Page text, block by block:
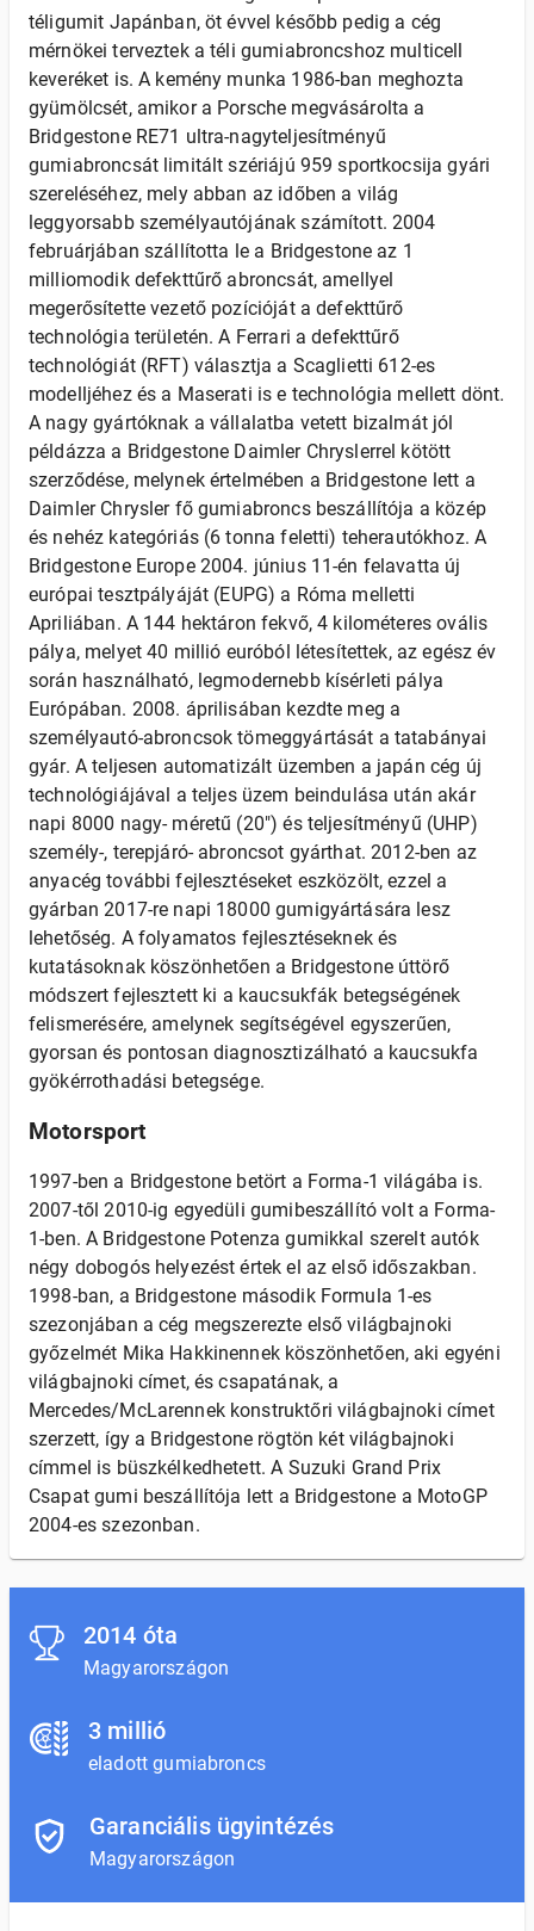
téligumit Japánban, öt évvel később pedig a cég
mérnökei terveztek a téli gumiabroncshoz multicell
keveréket is. A kemény munka 1986-ban meghozta
gyümölcsét, amikor a Porsche megvásárolta a
Bridgestone RE71 ultra-nagyteljesítményű
gumiabroncsát limitált szériájú 959 sportkocsija gyári
szereléséhez, mely abban az időben a világ
leggyorsabb személyautójának számított. 2004
februárjában szállította le a Bridgestone az 1
milliomodik defekttűrő abroncsát, amellyel
megerősítette vezető pozícióját a defekttűrő
technológia területén. A Ferrari a defekttűrő
technológiát (RFT) választja a Scaglietti 612-es
modelljéhez és a Maserati is e technológia mellett dönt.
A nagy gyártóknak a vállalatba vetett bizalmát jól
példázza a Bridgestone Daimler Chryslerrel kötött
szerződése, melynek értelmében a Bridgestone lett a
Daimler Chrysler fő gumiabroncs beszállítója a közép
és nehéz kategóriás (6 tonna feletti) teherautókhoz. A
Bridgestone Europe 2004. június 11-én felavatta új
európai tesztpályáját (EUPG) a Róma melletti
Apriliában. A 144 hektáron fekvő, 4 kilométeres ovális
pálya, melyet 40 millió euróból létesítettek, az egész év
során használható, legmodernebb kísérleti pálya
Európában. 2008. áprilisában kezdte meg a
személyautó-abroncsok tömeggyártását a tatabányai
gyár. A teljesen automatizált üzemben a japán cég új
technológiájával a teljes üzem beindulása után akár
napi 8000 nagy- méretű (20") és teljesítményű (UHP)
személy-, terepjáró- abroncsot gyárthat. 2012-ben az
anyacég további fejlesztéseket eszközölt, ezzel a
gyárban 2017-re napi 18000 gumigyártására lesz
lehetőség. A folyamatos fejlesztéseknek és
kutatásoknak köszönhetően a Bridgestone úttörő
módszert fejlesztett ki a kaucsukfák betegségének
felismerésére, amelynek segítségével egyszerűen,
gyorsan és pontosan diagnosztizálható a kaucsukfa
gyökérrothadási betegsége.
Motorsport
1997-ben a Bridgestone betört a Forma-1 világába is.
2007-től 2010-ig egyedüli gumibeszállító volt a Forma-
1-ben. A Bridgestone Potenza gumikkal szerelt autók
négy dobogós helyezést értek el az első időszakban.
1998-ban, a Bridgestone második Formula 1-es
szezonjában a cég megszerezte első világbajnoki
győzelmét Mika Hakkinennek köszönhetően, aki egyéni
világbajnoki címet, és csapatának, a
Mercedes/McLarennek konstruktőri világbajnoki címet
szerzett, így a Bridgestone rögtön két világbajnoki
címmel is büszkélkedhetett. A Suzuki Grand Prix
Csapat gumi beszállítója lett a Bridgestone a MotoGP
2004-es szezonban.
2014 óta
Magyarországon
3 millió
eladott gumiabroncs
Garanciális ügyintézés
Magyarországon